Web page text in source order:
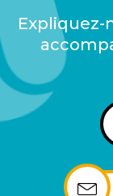
Expliquez-